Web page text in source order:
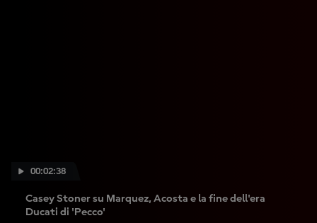
00:02:38
Casey Stoner su Marquez, Acosta e la fine dell'era
Ducati di 'Pecco'